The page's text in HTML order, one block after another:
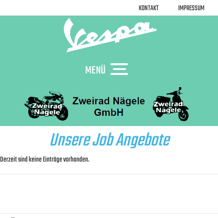
KONTAKT IMPRESSUM
MENÜ
Unsere Job Angebote
Derzeit sind keine Einträge vorhanden.